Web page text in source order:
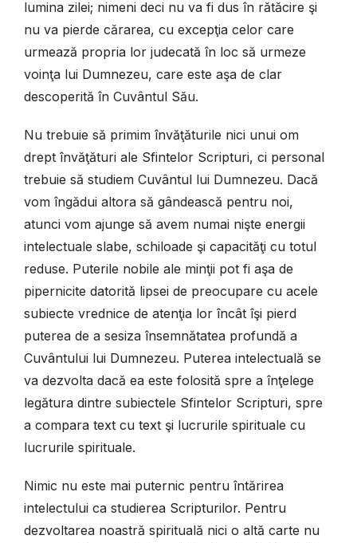
lumina zilei; nimeni deci nu va fi dus în rătăcire şi
nu va pierde cărarea, cu excepţia celor care
urmează propria lor judecată în loc să urmeze
voinţa lui Dumnezeu, care este aşa de clar
descoperită în Cuvântul Său.
Nu trebuie să primim învăţăturile nici unui om
drept învăţături ale Sfintelor Scripturi, ci personal
trebuie să studiem Cuvântul lui Dumnezeu. Dacă
vom îngădui altora să gândească pentru noi,
atunci vom ajunge să avem numai nişte energii
intelectuale slabe, schiloade şi capacităţi cu totul
reduse. Puterile nobile ale minţii pot fi aşa de
pipernicite datorită lipsei de preocupare cu acele
subiecte vrednice de atenţia lor încât îşi pierd
puterea de a sesiza însemnătatea profundă a
Cuvântului lui Dumnezeu. Puterea intelectuală se
va dezvolta dacă ea este folosită spre a înţelege
legătura dintre subiectele Sfintelor Scripturi, spre
a compara text cu text şi lucrurile spirituale cu
lucrurile spirituale.
Nimic nu este mai puternic pentru întărirea
intelectului ca studierea Scripturilor. Pentru
dezvoltarea noastră spirituală nici o altă carte nu